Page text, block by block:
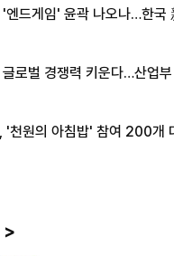
엔드게임' 윤곽 나오나…한국
글로벌 경쟁력 키운다…산업
'천원의 아침밥' 참여 200개
>